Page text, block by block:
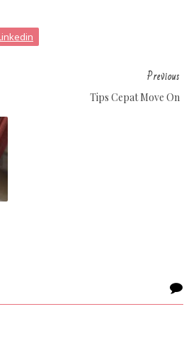
Previous
Tips Cepat Move On